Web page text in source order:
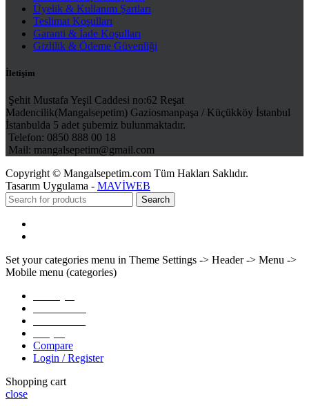
Üyelik & Kullanım Şartları
Teslimat Koşulları
Garanti & İade Koşulları
Gizlilik & Ödeme Güvenliği
İletişim
Şehit Mustafa Yeşil Caddesi no:62 Reşat
Madencilik(Mangalsepetim) Gaziosmanpaşa / Küçükköy İstanbul
İstanbulda 5 adet şubemiz bulunmaktadır.
Telefon: 0850 888 00 18
Mail: mangalsepetim@gmail.com
Copyright © Mangalsepetim.com Tüm Hakları Saklıdır.
Tasarım Uygulama - MAVİWEB
Search
Set your categories menu in Theme Settings -> Header -> Menu ->
Mobile menu (categories)
Compare
Login / Register
Shopping cart
close